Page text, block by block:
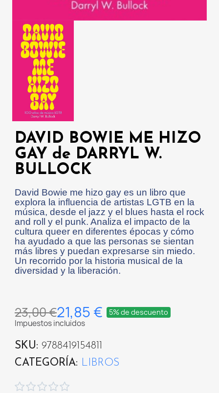
DAVID BOWIE ME HIZO
GAY de DARRYL W.
BULLOCK
David Bowie me hizo gay es un libro que
explora la influencia de artistas LGTB en la
música, desde el jazz y el blues hasta el rock
and roll y el punk. Analiza el impacto de la
cultura queer en diferentes épocas y cómo
ha ayudado a que las personas se sientan
más libres y puedan expresarse sin miedo.
Un recorrido por la historia musical de la
diversidad y la liberación.
23,00 €21,85 € 5% de descuento
Impuestos incluidos
SKU
9788419154811
CATEGORÍA
LIBROS
